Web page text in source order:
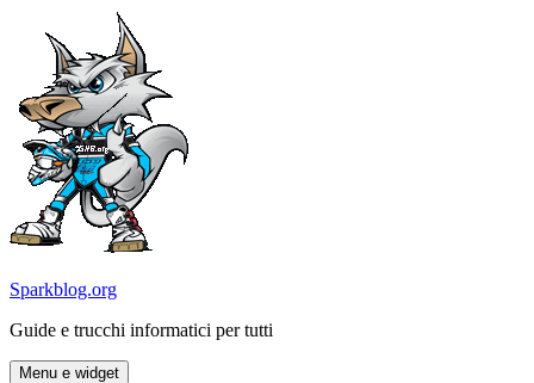
contenuto
Sparkblog.org
Guide e trucchi informatici per tutti
Menu e widget